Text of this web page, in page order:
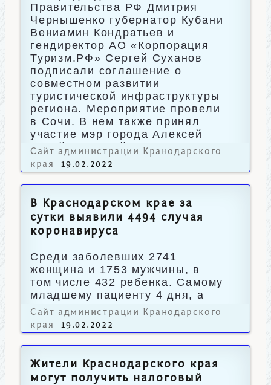
Правительства РФ Дмитрия
Чернышенко губернатор Кубани
Вениамин Кондратьев и
гендиректор АО «Корпорация
Туризм.РФ» Сергей Суханов
подписали соглашение о
совместном развитии
туристической инфраструктуры
региона. Мероприятие провели
в Сочи. В нем также принял
участие мэр города Алексей
Копайгородский.
Сайт администрации Кранодарского
края
19.02.2022
В Краснодарском крае за
сутки выявили 4494 случая
коронавируса
Среди заболевших 2741
женщина и 1753 мужчины, в
том числе 432 ребенка. Самому
младшему пациенту 4 дня, а
старшему – 96 лет.
Сайт администрации Кранодарского
края
19.02.2022
Жители Краснодарского края
могут получить налоговый